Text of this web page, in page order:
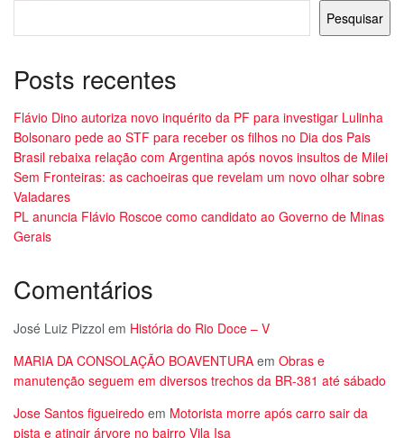
Pesquisar
Posts recentes
Flávio Dino autoriza novo inquérito da PF para investigar Lulinha
Bolsonaro pede ao STF para receber os filhos no Dia dos Pais
Brasil rebaixa relação com Argentina após novos insultos de Milei
Sem Fronteiras: as cachoeiras que revelam um novo olhar sobre
Valadares
PL anuncia Flávio Roscoe como candidato ao Governo de Minas
Gerais
Comentários
José Luiz Pizzol em História do Rio Doce – V
MARIA DA CONSOLAÇÃO BOAVENTURA em Obras e
manutenção seguem em diversos trechos da BR-381 até sábado
Jose Santos figueiredo em Motorista morre após carro sair da
pista e atingir árvore no bairro Vila Isa